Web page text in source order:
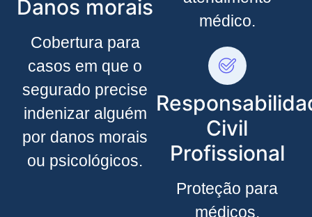
Danos morais
Cobertura para
casos em que o
segurado precise
indenizar alguém
por danos morais
ou psicológicos.
médico.
Civil
Profissional
Proteção para
médicos,